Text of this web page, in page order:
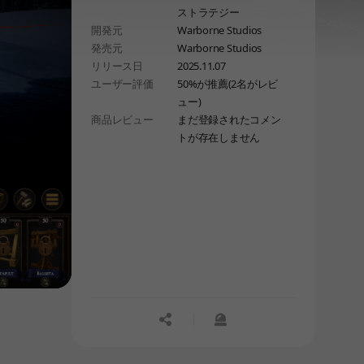
ストラテジー
開発元
Warborne Studios
発売元
Warborne Studios
リリース日
2025.11.07
ユーザー評価
50%が推薦(2名がレビ
ュー)
商品レビュー
まだ登録されたコメン
トが存在しません
공유하기신고하기